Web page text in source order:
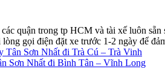
quận trong tp HCM và tài xế luôn
gọi điện đặt xe trước 1-2 ngày để
Tân Sơn Nhất đi Trà Cú – Trà Vinh
Sơn Nhất đi Bình Tân – Vĩnh Long